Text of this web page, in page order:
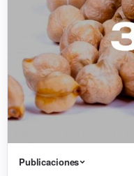
Publicaciones